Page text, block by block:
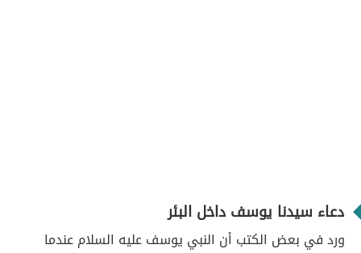
دعاء سيدنا يوسف داخل البئر
ورد في بعض الكتب أن النبي يوسف عليه السلام عندما